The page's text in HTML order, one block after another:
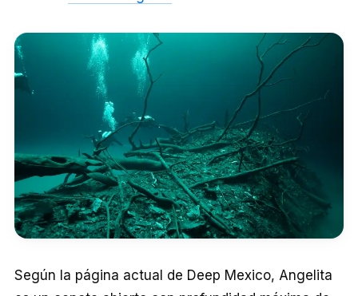
Según la página actual de Deep Mexico, Angelita